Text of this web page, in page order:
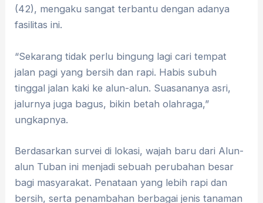
(42), mengaku sangat terbantu dengan adanya
fasilitas ini.
“Sekarang tidak perlu bingung lagi cari tempat
jalan pagi yang bersih dan rapi. Habis subuh
tinggal jalan kaki ke alun-alun. Suasananya asri,
jalurnya juga bagus, bikin betah olahraga,”
ungkapnya.
Berdasarkan survei di lokasi, wajah baru dari Alun-
alun Tuban ini menjadi sebuah perubahan besar
bagi masyarakat. Penataan yang lebih rapi dan
bersih, serta penambahan berbagai jenis tanaman